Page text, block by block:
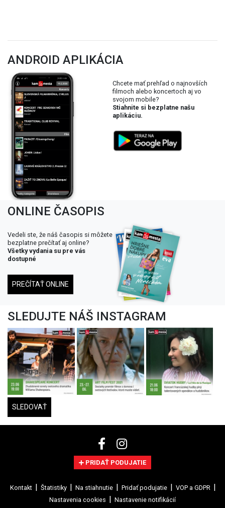
ANDROID APLIKÁCIA
Chcete mať prehľad o najnovších
filmoch alebo koncertoch aj vo
svojom mobile?
Stiahnite si bezplatne našu
aplikáciu.
ONLINE ČASOPIS
Vedeli ste, že náš časopis si môžete
bezplatne prečítať aj online?
Všetky vydania su pre vás
dostupné
PREČÍTAŤ ONLINE
SLEDUJTE NÁŠ INSTAGRAM
SLEDOVAŤ
PRIDAŤ PODUJATIE
Kontakt Štatistiky Na stiahnutie Pridať podujatie
VOP a GDPR
Nastavenia cookies
Nastavenie notifikácií